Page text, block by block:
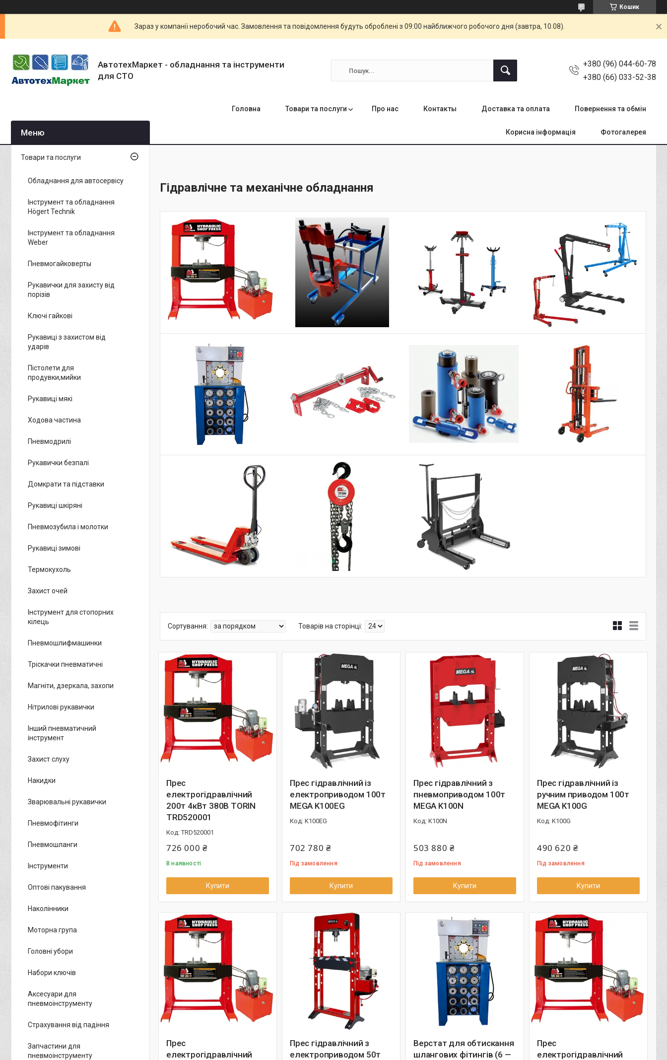
Кошик
Зараз у компанії неробочий час. Замовлення та повідомлення будуть оброблені з 09:00 найближчого робочого дня (завтра, 10.08).
АвтотехМаркет - обладнання та інструменти
для СТО
+380 (96) 044-60-78
+380 (66) 033-52-38
Головна Товари та послуги Про нас Контакты Доставка та оплата Повернення та обмін
Корисна інформація Фотогалерея
Гідравлічне та механічне обладнання
Прес
електрогідравлічний
200т 4кВт 380В TORIN
TRD520001
TRD520001
726 000 ₴
В наявності
Купити
Прес гідравлічний із
електроприводом 100т
MEGA K100EG
K100EG
702 780 ₴
Під замовлення
Купити
Прес гідравлічний з
пневмоприводом 100т
MEGA K100N
K100N
503 880 ₴
Під замовлення
Купити
Прес гідравлічний із
ручним приводом 100т
MEGA K100G
K100G
490 620 ₴
Під замовлення
Купити
Прес
електрогідравлічний
Прес гідравлічний з
електроприводом 50т
Верстат для обтискання
шлангових фітингів (6 —
Прес
електрогідравлічний
Товари та послуги
Обладнання для автосервісу
Інструмент та обладнання
Högert Technik
Інструмент та обладнання
Weber
Пневмогайковерты
Рукавички для захисту від
порізів
Ключі гайкові
Рукавиці з захистом від
ударів
Пістолети для
продувки,мийки
Рукавиці мякі
Ходова частина
Пневмодрилі
Рукавички безпалі
Домкрати та підставки
Рукавиці шкіряні
Пневмозубила і молотки
Рукавиці зимові
Термокухоль
Захист очей
Інструмент для стопорних
кілець
Пневмошлифмашинки
Тріскачки пневматичні
Магніти, дзеркала, захопи
Нітрилові рукавички
Інший пневматичний
інструмент
Захист слуху
Накидки
Зварювальні рукавички
Пневмофітинги
Пневмошланги
Інструменти
Оптові пакування
Наколінники
Моторна група
Головні убори
Набори ключів
Аксесуари для
пневмоінструменту
Страхування від падіння
Запчастини для
пневмоінструменту